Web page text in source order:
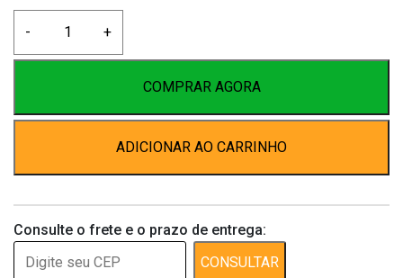
-
Cães
20
Kg
+
COMPRAR AGORA
ADICIONAR AO CARRINHO
Consulte o frete e o prazo de entrega:
CONSULTAR